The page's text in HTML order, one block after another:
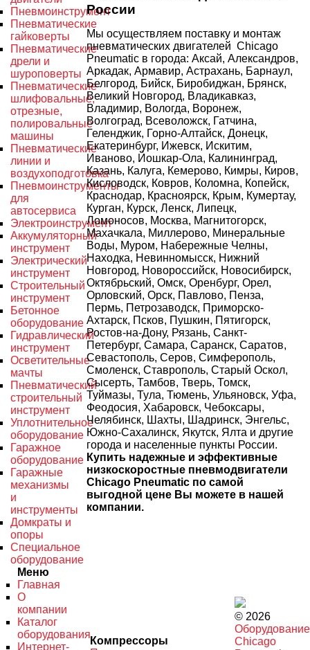
Пневмоинструмент
Пневматические
гайковерты
Пневматические
дрели и
шуроповерты
Пневматические
шлифовальные,
отрезные,
полировальные
машины
Пневматические
линии и
воздухоподготовка
Пневмоинструменты
для
автосервиса
Электроинструмент
Аккумуляторный
инструмент
Электрический
инструмент
Строительный
инструмент
Бетонное
оборудование
Гидравлический
инструмент
Осветительные
мачты
Пневматический
строительный
инструмент
Уплотнительное
оборудование
Гаражное
оборудование
Гаражные
механизмы
и
инструменты
Домкраты и
опоры
Специальное
оборудование
России
Мы осуществляем поставку и монтаж
пневматических двигателей Chicago
Pneumatic в города: Аксай, Александров,
Аркадак, Армавир, Астрахань, Барнаул,
Белгород, Бийск, Биробиджан, Брянск,
Великий Новгород, Владикавказ,
Владимир, Вологда, Воронеж,
Волгоград, Всеволожск, Гатчина,
Геленджик, Горно-Алтайск, Донецк,
Екатеринбург, Ижевск, Искитим,
Иваново, Йошкар-Ола, Калининград,
Казань, Калуга, Кемерово, Кимры, Киров,
Кисловодск, Ковров, Коломна, Копейск,
Краснодар, Красноярск, Крым, Кумертау,
Курган, Курск, Ленск, Липецк,
Ломоносов, Москва, Магнитогорск,
Махачкала, Миллерово, Минеральные
Воды, Муром, Набережные Челны,
Находка, Невинномысск, Нижний
Новгород, Новороссийск, Новосибирск,
Октябрьский, Омск, Оренбург, Орел,
Орловский, Орск, Павлово, Пенза,
Пермь, Петрозаводск, Приморско-
Ахтарск, Псков, Пушкин, Пятигорск,
Ростов-на-Дону, Рязань, Санкт-
Петербург, Самара, Саранск, Саратов,
Севастополь, Серов, Симферополь,
Смоленск, Ставрополь, Старый Оскол,
Сысерть, Тамбов, Тверь, Томск,
Туймазы, Тула, Тюмень, Ульяновск, Уфа,
Феодосия, Хабаровск, Чебоксары,
Челябинск, Шахты, Шадринск, Энгельс,
Южно-Сахалинск, Якутск, Ялта и другие
города и населенные пункты России.
Купить надежные и эффективные
низкоскоростные пневмодвигатели
Chicago Pneumatic по самой
выгодной цене Вы можете в нашей
компании.
Меню
Главная
О
компании
Каталог
оборудования
Интернет-
Компрессоры
© 2026
Оборудование
Chicago